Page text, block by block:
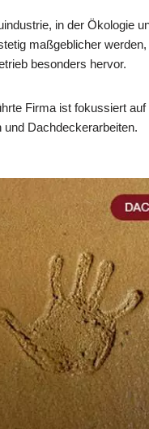
in der Ökologie
maßgeblicher
besonders hervor.
Firma ist fokussiert auf
Dachdeckerarbeiten.